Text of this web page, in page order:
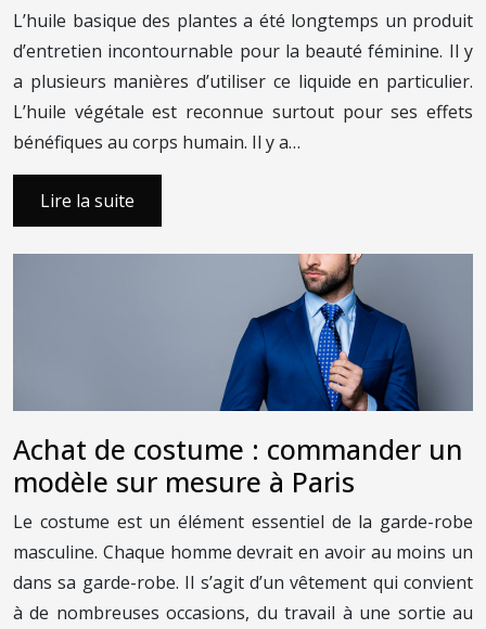
L’huile basique des plantes a été longtemps un produit
d’entretien incontournable pour la beauté féminine. Il y
a plusieurs manières d’utiliser ce liquide en particulier.
L’huile végétale est reconnue surtout pour ses effets
bénéfiques au corps humain. Il y a…
Lire la suite
Achat de costume : commander un
modèle sur mesure à Paris
Le costume est un élément essentiel de la garde-robe
masculine. Chaque homme devrait en avoir au moins un
dans sa garde-robe. Il s’agit d’un vêtement qui convient
à de nombreuses occasions, du travail à une sortie au